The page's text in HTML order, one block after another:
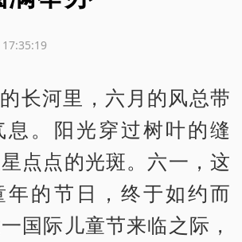
长河里，六月的风总带
息。阳光穿过树叶的缝
点点的光斑。六一，这
年的节日，终于如约而
国际儿童节来临之际，